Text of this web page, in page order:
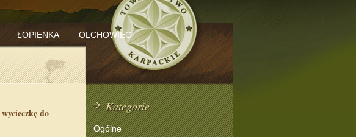
ŁOPIENKA OLCHOWIEC
wycieczkę do
Kategorie
Ogólne